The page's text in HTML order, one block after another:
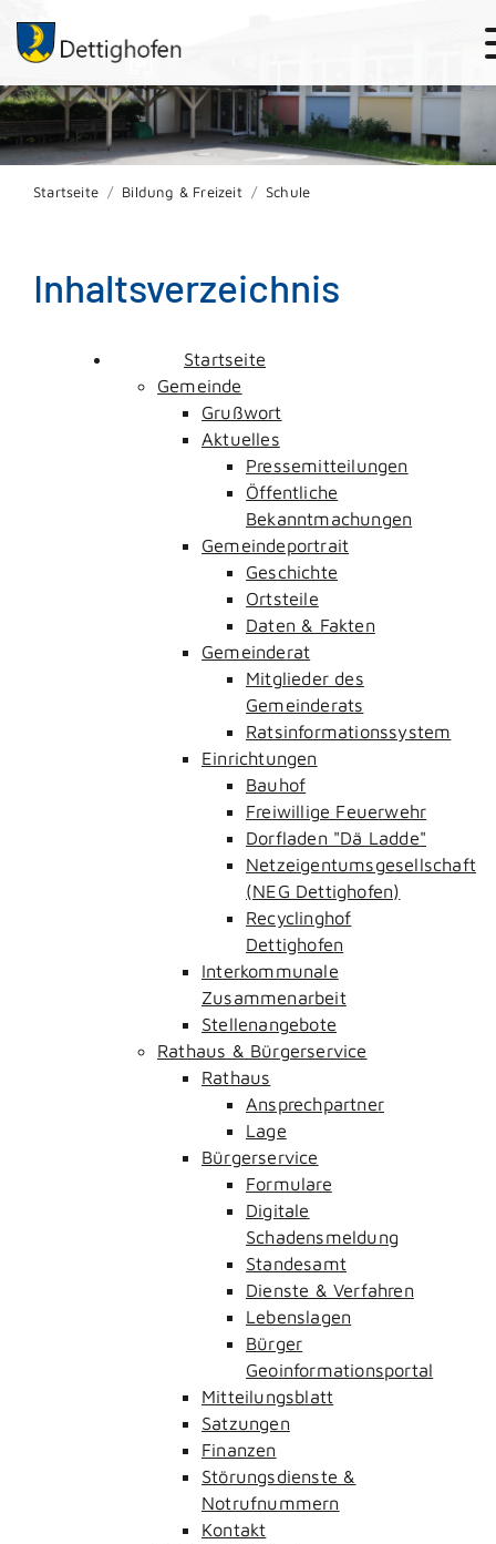
Startseite Bildung & Freizeit Schule
Inhaltsverzeichnis
Startseite
Gemeinde
Grußwort
Aktuelles
Pressemitteilungen
Öffentliche
Bekanntmachungen
Gemeindeportrait
Geschichte
Ortsteile
Daten & Fakten
Gemeinderat
Mitglieder des
Gemeinderats
Ratsinformationssystem
Einrichtungen
Bauhof
Freiwillige Feuerwehr
Dorfladen "Dä Ladde"
Netzeigentumsgesellschaft
(NEG Dettighofen)
Recyclinghof
Dettighofen
Interkommunale
Zusammenarbeit
Stellenangebote
Rathaus & Bürgerservice
Rathaus
Ansprechpartner
Lage
Bürgerservice
Formulare
Digitale
Schadensmeldung
Standesamt
Dienste & Verfahren
Lebenslagen
Bürger
Geoinformationsportal
Mitteilungsblatt
Satzungen
Finanzen
Störungsdienste &
Notrufnummern
Kontakt